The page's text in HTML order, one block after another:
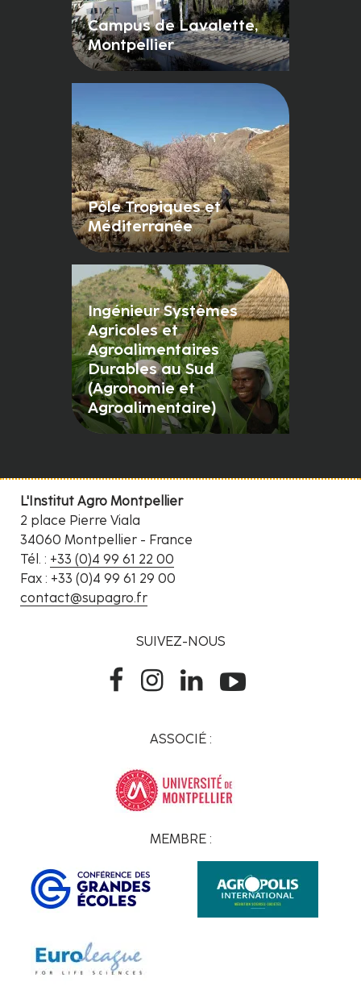
Campus de Lavalette,
Montpellier
Pôle Tropiques et
Méditerranée
Ingénieur Systèmes
Agricoles et
Agroalimentaires
Durables au Sud
(Agronomie et
Agroalimentaire)
L'Institut Agro Montpellier
2 place Pierre Viala
34060 Montpellier - France
Tél. : +33 (0)4 99 61 22 00
Fax : +33 (0)4 99 61 29 00
contact@supagro.fr
SUIVEZ-NOUS
ASSOCIÉ :
MEMBRE :